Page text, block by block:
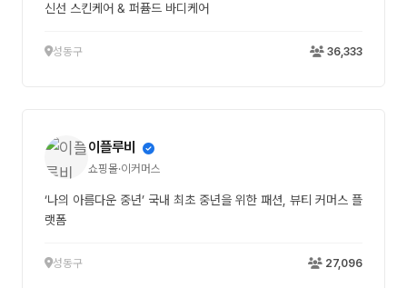
신선 스킨케어 & 퍼퓸드 바디케어
성동구 36,333
이플루비
쇼핑몰·이커머스
‘나의 아름다운 중년’ 국내 최초 중년을 위한 패션, 뷰티 커머스 플
랫폼
성동구 27,096